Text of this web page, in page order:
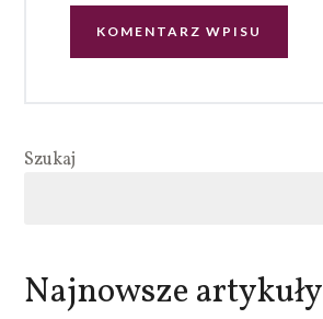
Szukaj
Najnowsze artykuły